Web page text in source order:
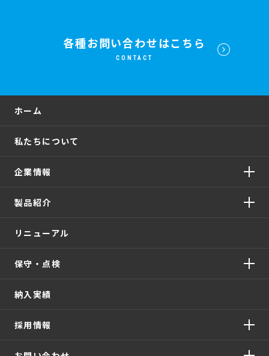
各種お問い合わせはこちら
CONTACT
ホーム
私たちについて
企業情報
製品紹介
リニューアル
保守・点検
納入実績
採用情報